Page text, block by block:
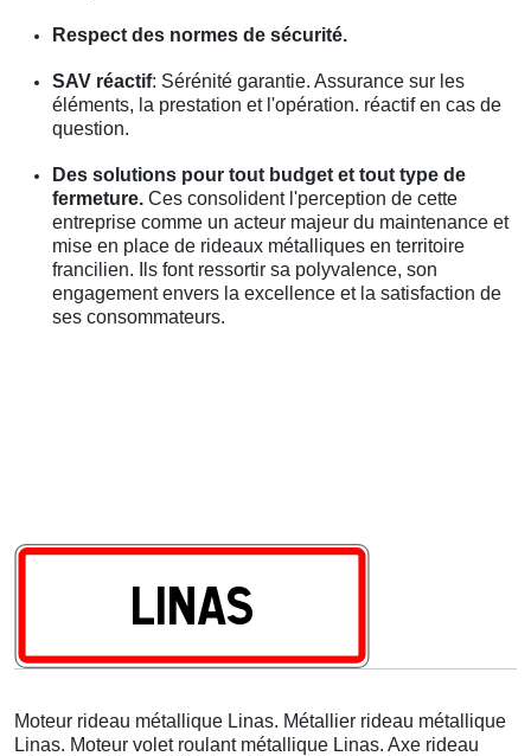
Respect des normes de sécurité.
SAV réactif: Sérénité garantie. Assurance sur les
éléments, la prestation et l'opération. réactif en cas de
question.
Des solutions pour tout budget et tout type de
fermeture. Ces consolident l'perception de cette
entreprise comme un acteur majeur du maintenance et
mise en place de rideaux métalliques en territoire
francilien. Ils font ressortir sa polyvalence, son
engagement envers la excellence et la satisfaction de
ses consommateurs.
Moteur rideau métallique Linas. Métallier rideau métallique
Linas. Moteur volet roulant métallique Linas. Axe rideau